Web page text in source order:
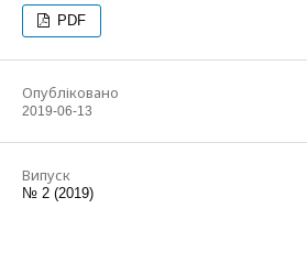
PDF
Опубліковано
2019-06-13
Випуск
№ 2 (2019)